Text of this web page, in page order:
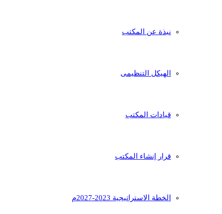
نبذة عن المكتب
الهيكل التنظيمى
قيادات المكتب
قرار إنشاء المكتب
الخطة الاستراتيجية 2023-2027م